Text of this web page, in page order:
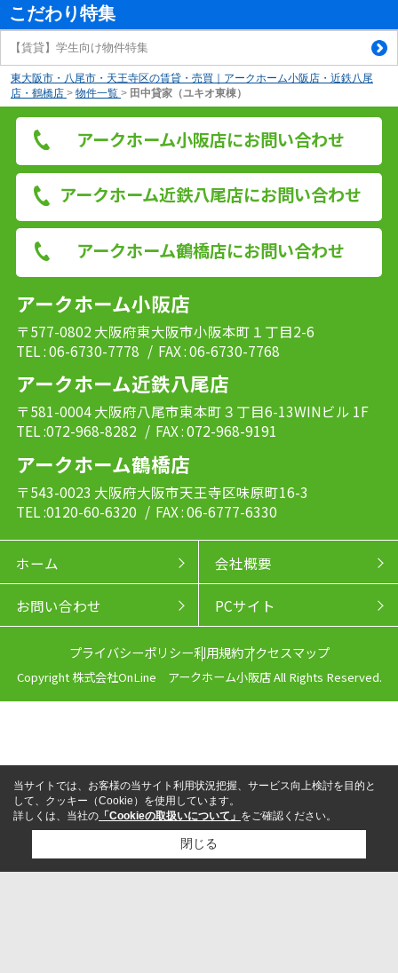
こだわり特集
【賃貸】学生向け物件特集
東大阪市・八尾市・天王寺区の賃貸・売買｜アークホーム小阪店・近鉄八尾
店・鶴橋店 > 物件一覧 > 田中貸家（ユキオ東棟）
アークホーム小阪店にお問い合わせ
アークホーム近鉄八尾店にお問い合わせ
アークホーム鶴橋店にお問い合わせ
アークホーム小阪店
〒577-0802 大阪府東大阪市小阪本町１丁目2-6
TEL : 06-6730-7778 / FAX : 06-6730-7768
アークホーム近鉄八尾店
〒581-0004 大阪府八尾市東本町３丁目6-13WINビル 1F
TEL :072-968-8282 / FAX : 072-968-9191
アークホーム鶴橋店
〒543-0023 大阪府大阪市天王寺区味原町16-3
TEL :0120-60-6320 / FAX : 06-6777-6330
ホーム 会社概要
お問い合わせ PCサイト
プライバシーポリシー利用規約アクセスマップ
Copyright 株式会社OnLine アークホーム小阪店 All Rights Reserved.
LINEからお問い合わせ
当サイトでは、お客様の当サイト利用状況把握、サービス向上検討を目的と
して、クッキー（Cookie）を使用しています。
詳しくは、当社の 「Cookieの取扱いについて」 をご確認ください。
閉じる